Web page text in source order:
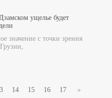
ущелье будет
значение с точки зрения
14 15 16 17 »